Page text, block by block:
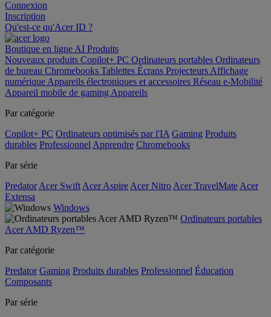
Connexion
Inscription
Qu'est-ce qu'Acer ID ?
Boutique en ligne AI Produits
Nouveaux produits Copilot+ PC Ordinateurs portables Ordinateurs
de bureau Chromebooks Tablettes Écrans Projecteurs Affichage
numérique Appareils électroniques et accessoires Réseau e-Mobilité
Appareil mobile de gaming Appareils
Par catégorie
Copilot+ PC Ordinateurs optimisés par l'IA Gaming Produits
durables Professionnel Apprendre Chromebooks
Par série
Predator Acer Swift Acer Aspire Acer Nitro Acer TravelMate Acer
Extensa
Windows
Ordinateurs portables
Acer AMD Ryzen™
Par catégorie
Predator Gaming Produits durables Professionnel Éducation
Composants
Par série